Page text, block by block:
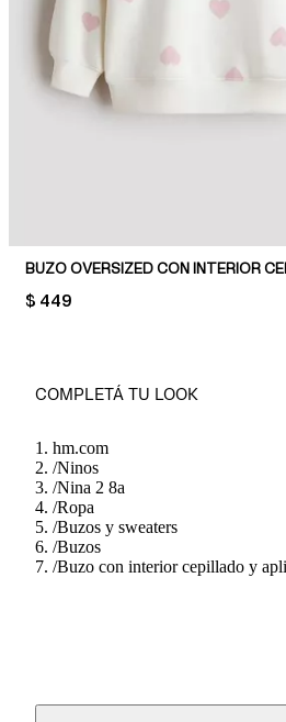
PRICE:
$ 449
COMPLETÁ TU LOOK
hm.com
/Ninos
/Nina 2 8a
/Ropa
/Buzos y sweaters
/Buzos
/Buzo con interior cepillado y